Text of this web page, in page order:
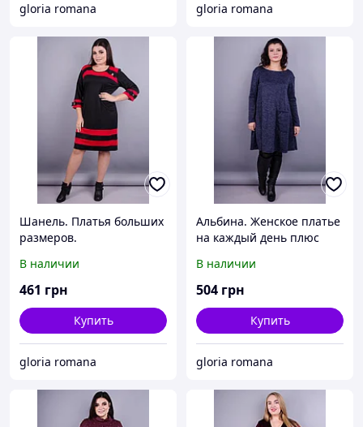
gloria romana gloria romana
Шанель. Платья больших
размеров.
В наличии
461 грн
Купить
gloria romana
Альбина. Женское платье
на каждый день плюс
В наличии
504 грн
Купить
gloria romana